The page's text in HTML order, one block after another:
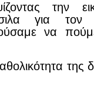
την
για
να
της